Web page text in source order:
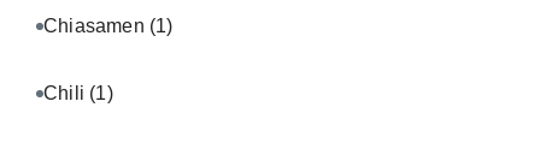
Chiasamen (1)
Chili (1)